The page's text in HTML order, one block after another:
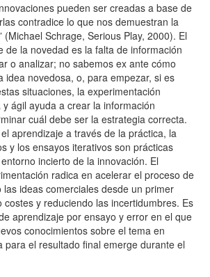
pueden ser creadas a base de
contradice lo que nos demuestran la
(Michael Schrage, Serious Play, 2000). El
de la novedad es la falta de información
o analizar; no sabemos ex ante cómo
idea novedosa, o, para empezar, si es
situaciones, la experimentación
ágil ayuda a crear la información
cuál debe ser la estrategia correcta.
aprendizaje a través de la práctica, la
y los ensayos iterativos son prácticas
incierto de la innovación. El
radica en acelerar el proceso de
ideas comerciales desde un primer
costes y reduciendo las incertidumbres. Es
aprendizaje por ensayo y error en el que
conocimientos sobre el tema en
para el resultado final emerge durante el